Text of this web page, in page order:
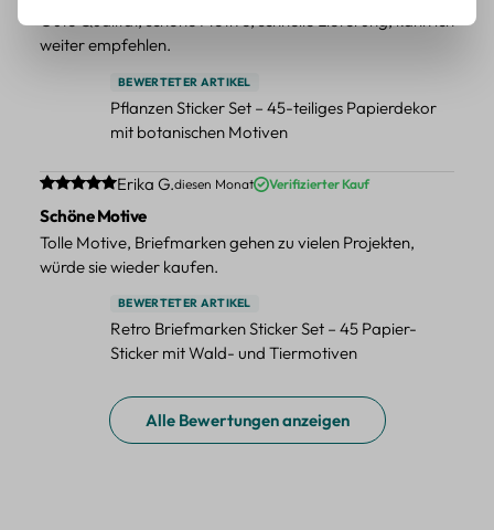
Gute Qualität, schöne Motive, schnelle Lieferung, kann ich
weiter empfehlen.
BEWERTETER ARTIKEL
Pflanzen Sticker Set – 45-teiliges Papierdekor
mit botanischen Motiven
Durchschnittliche Bewertung von 5 von 5 Sternen
Erika G.diesen Monat Verifizierter Kauf
Schöne Motive
Tolle Motive, Briefmarken gehen zu vielen Projekten,
würde sie wieder kaufen.
BEWERTETER ARTIKEL
Retro Briefmarken Sticker Set – 45 Papier-
Sticker mit Wald- und Tiermotiven
Alle Bewertungen anzeigen